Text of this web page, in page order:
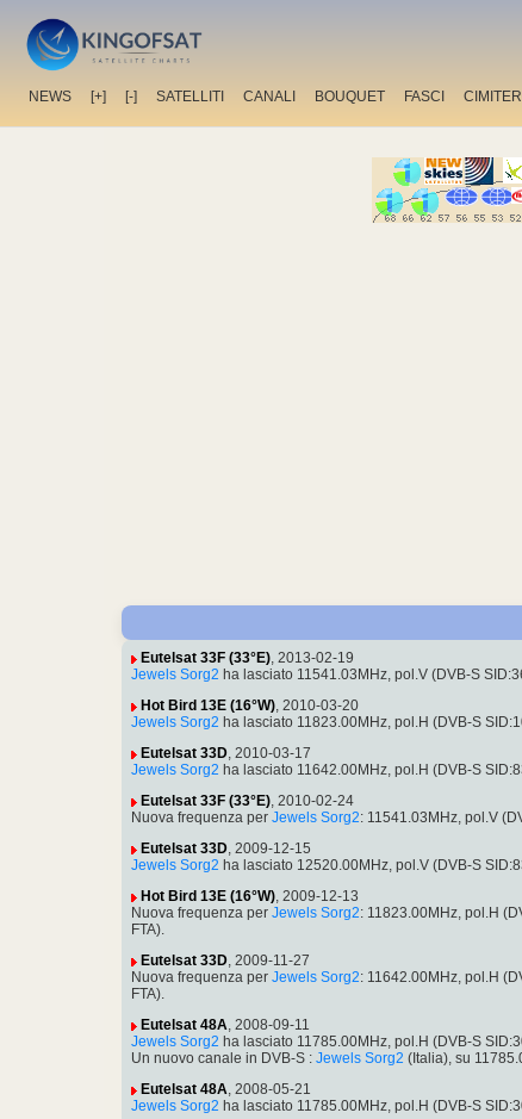
NEWS [+] [-] SATELLITI CANALI BOUQUET FASCI
Eutelsat 33F (33°E), 2013-02-19
Jewels Sorg2 ha lasciato 11541.03MHz, pol.V (DVB-S
Hot Bird 13E (16°W), 2010-03-20
Jewels Sorg2 ha lasciato 11823.00MHz, pol.H (DVB-S
Eutelsat 33D, 2010-03-17
Jewels Sorg2 ha lasciato 11642.00MHz, pol.H (DVB-S
Eutelsat 33F (33°E), 2010-02-24
Nuova frequenza per Jewels Sorg2: 11541.03MHz, pol.V
Eutelsat 33D, 2009-12-15
Jewels Sorg2 ha lasciato 12520.00MHz, pol.V (DVB-S
Hot Bird 13E (16°W), 2009-12-13
Nuova frequenza per Jewels Sorg2: 11823.00MHz, pol.H
FTA).
Eutelsat 33D, 2009-11-27
Nuova frequenza per Jewels Sorg2: 11642.00MHz, pol.H
FTA).
Eutelsat 48A, 2008-09-11
Jewels Sorg2 ha lasciato 11785.00MHz, pol.H (DVB-S
Un nuovo canale in DVB-S : Jewels Sorg2 (Italia), su
Eutelsat 48A, 2008-05-21
Jewels Sorg2 ha lasciato 11785.00MHz, pol.H (DVB-S